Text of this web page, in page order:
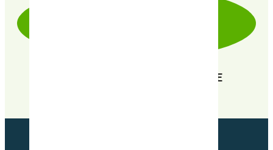
EN RECHERCHE PERPÉTUELLE DE